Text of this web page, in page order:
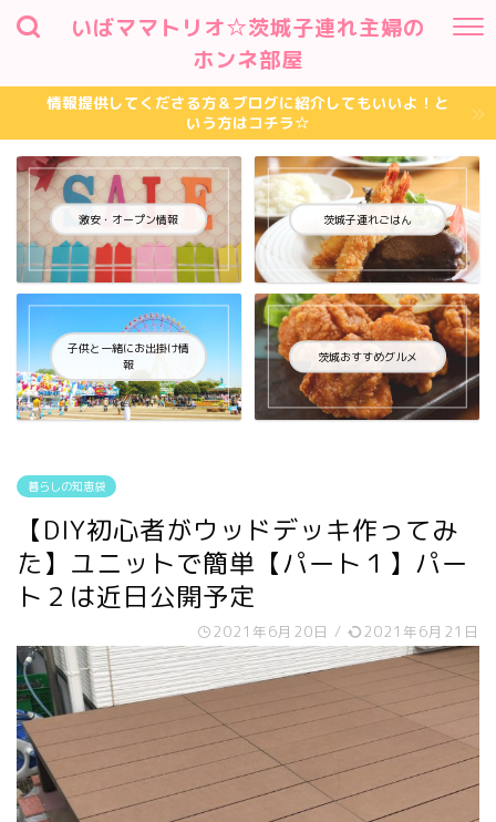
いばママトリオ☆茨城子連れ主婦の
ホンネ部屋
情報提供してくださる方＆ブログに紹介してもいいよ！と
いう方はコチラ☆
激安・オープン情報 茨城子連れごはん
子供と一緒にお出掛け情
報
茨城おすすめグルメ
暮らしの知恵袋
【DIY初心者がウッドデッキ作ってみ
た】ユニットで簡単【パート１】パー
ト２は近日公開予定
2021年6月20日 / 2021年6月21日